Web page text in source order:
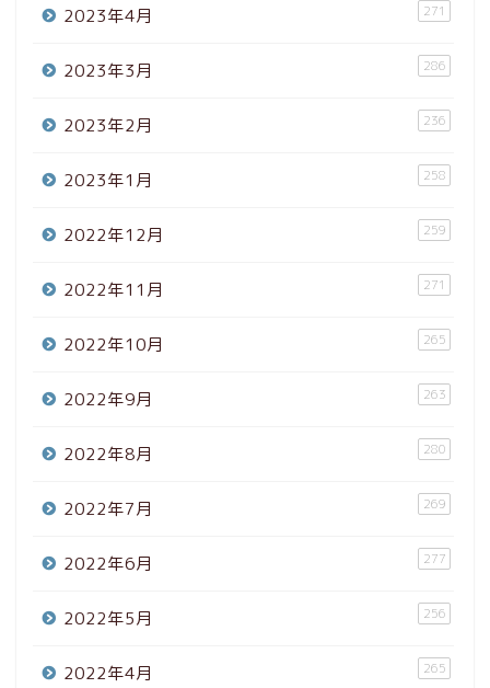
2023年4月 271
2023年3月 286
2023年2月 236
2023年1月 258
2022年12月 259
2022年11月 271
2022年10月 265
2022年9月 263
2022年8月 280
2022年7月 269
2022年6月 277
2022年5月 256
2022年4月 265